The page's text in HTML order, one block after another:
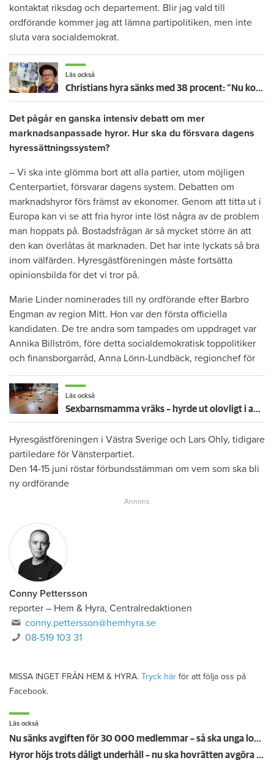
kontaktat riksdag och departement. Blir jag vald till
ordförande kommer jag att lämna partipolitiken, men inte
sluta vara socialdemokrat.
Läs också
Christians hyra sänks med 38 procent: ”Nu kommer jag ha råd att ta körkort”
Det pågår en ganska intensiv debatt om mer
marknadsanpassade hyror. Hur ska du försvara dagens
hyressättningssystem?
– Vi ska inte glömma bort att alla partier, utom möjligen
Centerpartiet, försvarar dagens system. Debatten om
marknadshyror förs främst av ekonomer. Genom att titta ut i
Europa kan vi se att fria hyror inte löst några av de problem
man hoppats på. Bostadsfrågan är så mycket större än att
den kan överlåtas åt marknaden. Det har inte lyckats så bra
inom välfärden. Hyresgästföreningen måste fortsätta
opinionsbilda för det vi tror på.
Marie Linder nominerades till ny ordförande efter Barbro
Engman av region Mitt. Hon var den första officiella
kandidaten. De tre andra som tampades om uppdraget var
Annika Billström, före detta socialdemokratisk toppolitiker
och finansborgarråd, Anna Lönn-Lundbäck, regionchef för
Läs också
Sexbarnsmamma vräks – hyrde ut olovligt i andrahand: ”Borde tas större hänsyn till barnen”
Hyresgästföreningen i Västra Sverige och Lars Ohly, tidigare
partiledare för Vänsterpartiet.
Den 14-15 juni röstar förbundsstämman om vem som ska bli
ny ordförande
Conny Pettersson
reporter – Hem & Hyra, Centralredaktionen
conny.pettersson@hemhyra.se
08-519 103 31
MISSA INGET FRÅN HEM & HYRA. Tryck här för att följa oss på
Facebook.
Läs också
Nu sänks avgiften för 30 000 medlemmar – så ska unga lockas till Hyresgästföreningen
Hyror höjs trots dåligt underhåll – nu ska hovrätten avgöra oklart rättsläge